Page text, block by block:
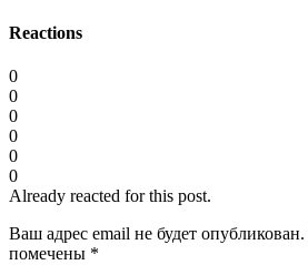
Reactions
0
0
0
0
0
0
Already reacted for this post.
Ваш адрес email не будет опубликован.
помечены *